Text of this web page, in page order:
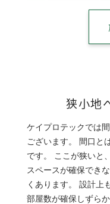
狭小地
ケイプロテックでは
ございます。 間口と
です。 ここが狭いと
スペースが確保でき
くあります。 設計上
部屋数が確保しずら